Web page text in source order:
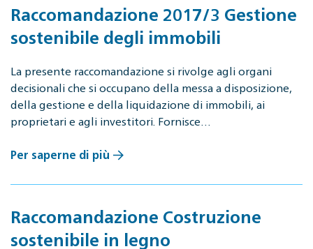
Raccomandazione 2017/3 Gestione
sostenibile degli immobili
La presente raccomandazione si rivolge agli organi
decisionali che si occupano della messa a disposizione,
della gestione e della liquidazione di immobili, ai
proprietari e agli investitori. Fornisce…
Per saperne di più
Raccomandazione Costruzione
sostenibile in legno